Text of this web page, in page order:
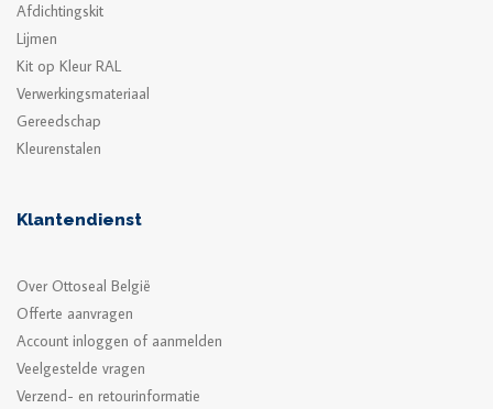
Afdichtingskit
Lijmen
Kit op Kleur RAL
Verwerkingsmateriaal
Gereedschap
Kleurenstalen
Klantendienst
Over Ottoseal België
Offerte aanvragen
Account inloggen of aanmelden
Veelgestelde vragen
Verzend- en retourinformatie